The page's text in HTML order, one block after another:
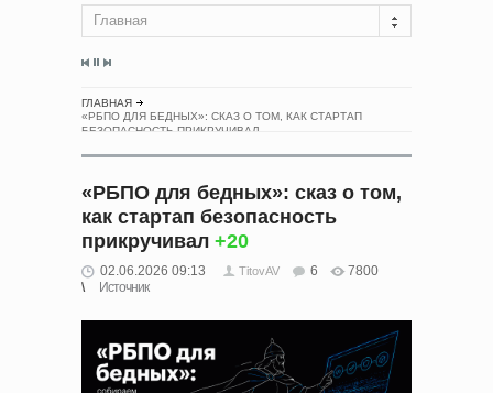
Главная
ГЛАВНАЯ
«РБПО ДЛЯ БЕДНЫХ»: СКАЗ О ТОМ, КАК СТАРТАП
БЕЗОПАСНОСТЬ ПРИКРУЧИВАЛ
«РБПО для бедных»: сказ о том,
как стартап безопасность
прикручивал +20
02.06.2026 09:13 TitovAV 6
7800
Источник